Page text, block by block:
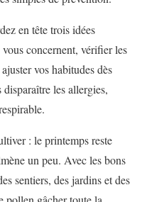
en tête trois idées
concernent, vérifier les
vos habitudes dès
les allergies,
: le printemps reste
un peu. Avec les bons
sentiers, des jardins et des